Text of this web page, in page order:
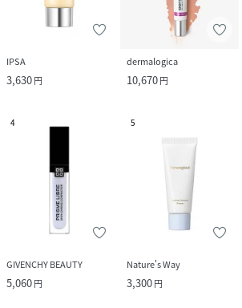
IPSA
3,630円
dermalogica
10,670円
4
GIVENCHY BEAUTY
5,060円
5
Nature's Way
3,300円